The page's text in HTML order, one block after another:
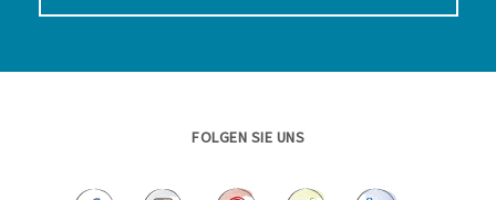
FOLGEN SIE UNS